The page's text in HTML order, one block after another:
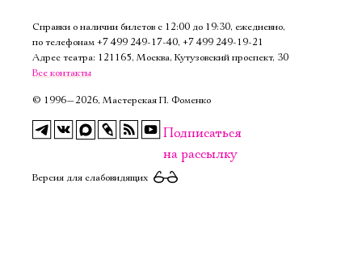
Справки о наличии билетов с 12:00 до 19:30, ежедневно,
по телефонам +7 499 249‑17‑40, +7 499 249‑19‑21
Адрес театра: 121165, Москва, Кутузовский проспект, 30
Все контакты
© 1996—2026, Мастерская П. Фоменко
Подписаться
на рассылку
Версия для слабовидящих